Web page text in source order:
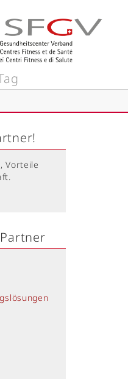
Vorteile